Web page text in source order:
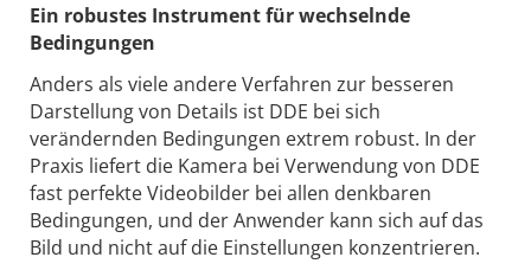
Ein robustes Instrument für wechselnde
Bedingungen
Anders als viele andere Verfahren zur besseren
Darstellung von Details ist DDE bei sich
verändernden Bedingungen extrem robust. In der
Praxis liefert die Kamera bei Verwendung von DDE
fast perfekte Videobilder bei allen denkbaren
Bedingungen, und der Anwender kann sich auf das
Bild und nicht auf die Einstellungen konzentrieren.